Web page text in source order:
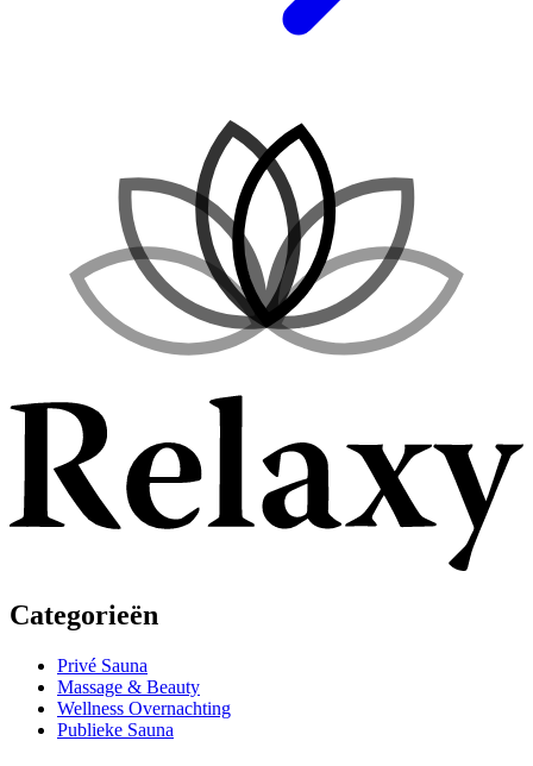
Categorieën
Privé Sauna
Massage & Beauty
Wellness Overnachting
Publieke Sauna